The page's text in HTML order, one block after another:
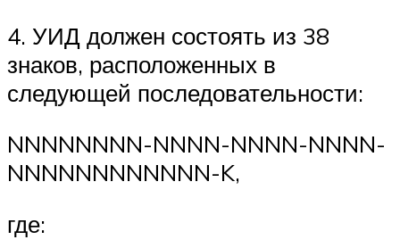
4. УИД должен состоять из 38
знаков, расположенных в
следующей последовательности:
NNNNNNNN-NNNN-NNNN-NNNN-
NNNNNNNNNNNN-K,
где: